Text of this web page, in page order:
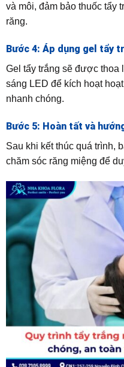
và môi, đảm bảo thuốc tẩy
răng.
Bước 4: Áp dụng gel tẩy
Gel tẩy trắng sẽ được thoa
sáng LED để kích hoạt
nhanh chóng.
Bước 5: Hoàn tất và
Sau khi kết thúc quá trình,
chăm sóc răng miệng để